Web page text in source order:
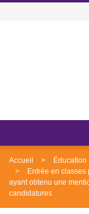
Accueil
Éducation
Entrée en
ayant obtenu une
candidatures